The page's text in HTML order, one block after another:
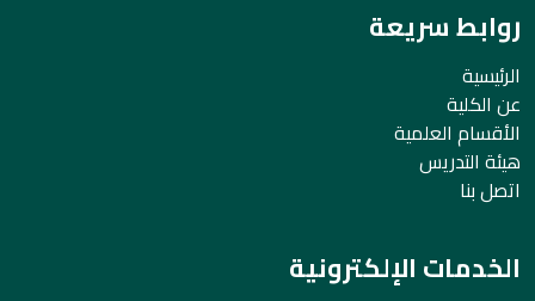
روابط سريعة
الرئيسية
عن الكلية
الأقسام العلمية
هيئة التدريس
اتصل بنا
الخدمات الإلكترونية